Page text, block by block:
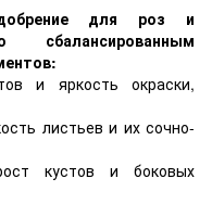
для роз и
и яркость окраски,
листьев и их сочно-
кустов и боковых